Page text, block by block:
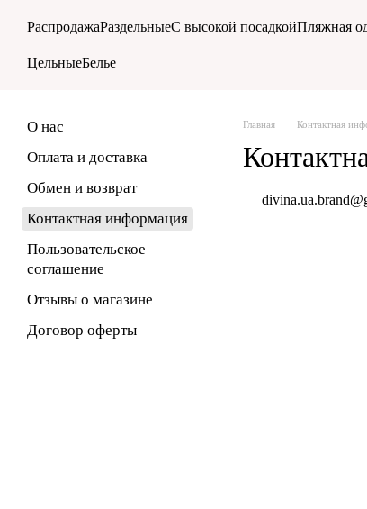
РаспродажаРаздельныеС высокой посадкойПляжная
ЦельныеБелье
Главная Контактная
О нас
Оплата и доставка
Обмен и возврат
Контактная информация
Пользовательское
соглашение
Отзывы о магазине
Договор оферты